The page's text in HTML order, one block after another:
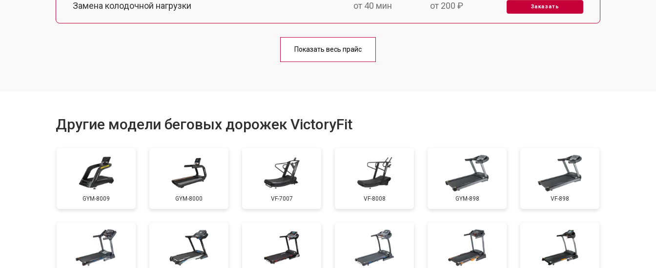
Замена колодочной нагрузки от 40 мин от 200 ₽ Заказать
от 70 мин
Замена основного двигателя от 50 мин от 1500 ₽ Заказать
Обслуживание от 60 мин от 1000 ₽ Заказать
Замена платы управления от 40 мин
Показать весь прайс
Другие модели беговых дорожек VictoryFit
GYM-8009 GYM-8000 VF-7007 VF-8008 GYM-898 VF-898